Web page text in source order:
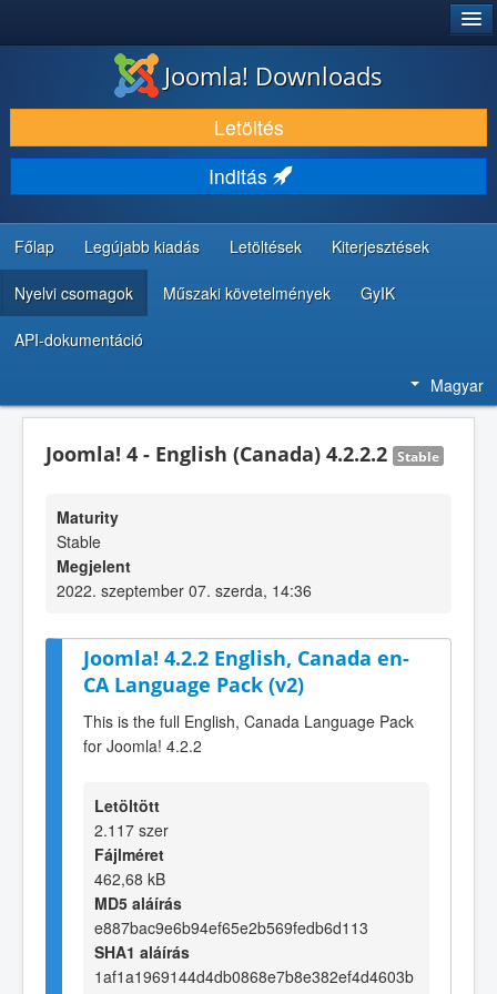
LETÖLTÉS ÉS KITERJESZTÉS
FEDEZZE FEL ÉS TANULJA MEG
KÖZÖSSÉG ÉS TÁMOGATÁS
FEJLESZTŐI ERŐFORRÁSOK
Joomla! Downloads
Letöltés
Inditás
Főlap Legújabb kiadás Letöltések Kiterjesztések
Nyelvi csomagok Műszaki követelmények GyIK
API-dokumentáció
Magyar
Joomla! 4 - English (Canada) 4.2.2.2 Stable
Maturity
Stable
Megjelent
2022. szeptember 07. szerda, 14:36
Joomla! 4.2.2 English, Canada en-
CA Language Pack (v2)
This is the full English, Canada Language Pack
for Joomla! 4.2.2
Letöltött
2.117 szer
Fájlméret
462,68 kB
MD5 aláírás
e887bac9e6b94ef65e2b569fedb6d113
SHA1 aláírás
1af1a1969144d4db0868e7b8e382ef4d4603b